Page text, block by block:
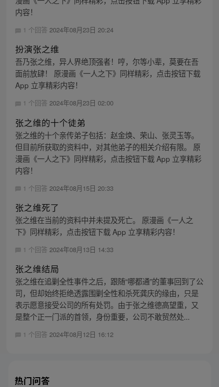
内容！
1 个回答 2024年08月23日 20:24
扮演张之维
吾乃张之维，异人界绝顶强者！哼，尔等小辈，莫要在吾
面前放肆！ 原漫画《一人之下》同样精彩，点击按钮下载
App 立享精彩内容！
1 个回答 2024年08月23日 02:00
张之维的十个徒弟
张之维的十个亲传弟子包括：赵金焕、荣山、张灵玉等。
但目前所获取的资料中，对其他弟子的相关介绍有限。 原
漫画《一人之下》同样精彩，点击按钮下载 App 立享精彩
内容！
1 个回答 2024年08月15日 20:33
张之维死了
张之维在当前的资料中并未提及死亡。 原漫画《一人之
下》同样精彩，点击按钮下载 App 立享精彩内容！
1 个回答 2024年08月13日 14:33
张之维结局
张之维在追剿全性事件之后，跟随“哪都通”的董事回到了公
司，但却始终拒绝透露围剿全性和杀死龚庆的缘由，只是
表示愿意接受公司的所有处罚。由于张之维德高望重，又
是整个正一门派的首领，身份重要，公司不敢贸然处...
1 个回答 2024年08月12日 16:12
热门问答